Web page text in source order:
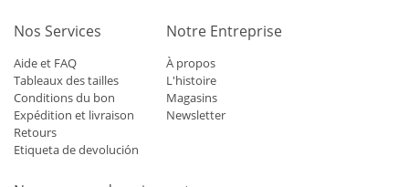
Nos Services
Aide et FAQ
Tableaux des tailles
Conditions du bon
Expédition et livraison
Retours
Etiqueta de devolución
Notre Entreprise
À propos
L'histoire
Magasins
Newsletter